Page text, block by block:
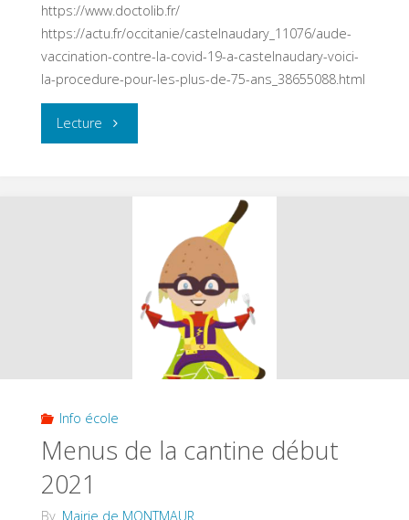
https://www.doctolib.fr/
https://actu.fr/occitanie/castelnaudary_11076/aude-
vaccination-contre-la-covid-19-a-castelnaudary-voici-
la-procedure-pour-les-plus-de-75-ans_38655088.html
Lecture "Vaccination
Info école
Menus de la cantine début
2021
By Mairie de MONTMAUR